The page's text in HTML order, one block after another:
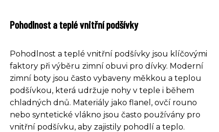
Pohodlnost a teplé vnitřní podšívky
Pohodlnost a teplé vnitřní podšívky jsou klíčovými
faktory při výběru zimní obuvi pro dívky. Moderní
zimní boty jsou často vybaveny měkkou a teplou
podšívkou, která udržuje nohy v teple i během
chladných dnů. Materiály jako flanel, ovčí rouno
nebo syntetické vlákno jsou často používány pro
vnitřní podšívku, aby zajistily pohodlí a teplo.